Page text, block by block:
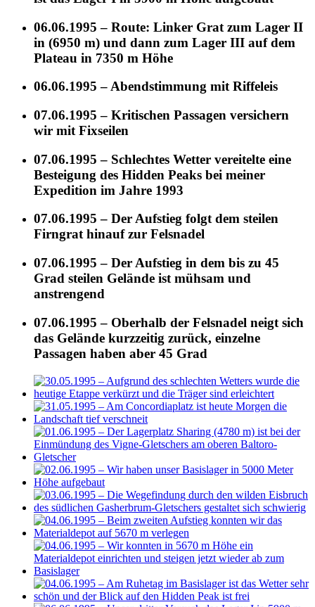
06.06.1995 – Route: Linker Grat zum Lager II
in (6950 m) und dann zum Lager III auf dem
Plateau in 7350 m Höhe
06.06.1995 – Abendstimmung mit Riffeleis
07.06.1995 – Kritischen Passagen versichern
wir mit Fixseilen
07.06.1995 – Schlechtes Wetter vereitelte eine
Besteigung des Hidden Peaks bei meiner
Expedition im Jahre 1993
07.06.1995 – Der Aufstieg folgt dem steilen
Firngrat hinauf zur Felsnadel
07.06.1995 – Der Aufstieg in dem bis zu 45
Grad steilen Gelände ist mühsam und
anstrengend
07.06.1995 – Oberhalb der Felsnadel neigt sich
das Gelände kurzzeitig zurück, einzelne
Passagen haben aber 45 Grad